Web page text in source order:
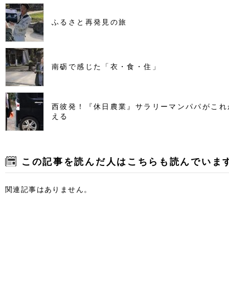
ふるさと再発見の旅
南砺で感じた「衣・食・住」
西彼発！『休日農業』サラリーマンパパがこ
える
この記事を読んだ人はこちらも読んでいま
関連記事はありません。